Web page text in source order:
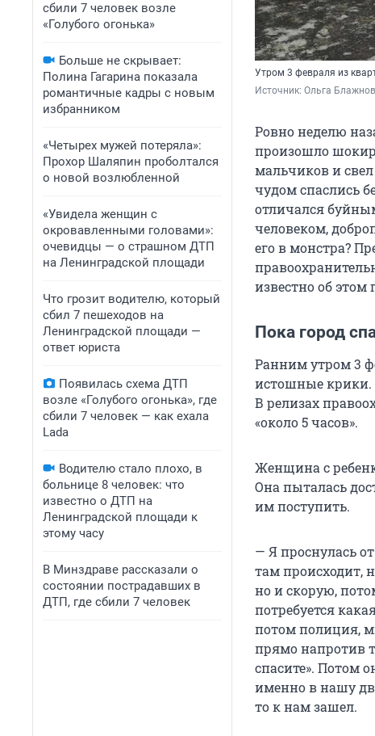
сбили 7 человек возле
«Голубого огонька»
Больше не скрывает:
Полина Гагарина показала
романтичные кадры с новым
избранником
«Четырех мужей потеряла»:
Прохор Шаляпин проболтался
о новой возлюбленной
«Увидела женщин с
окровавленными головами»:
очевидцы — о страшном ДТП
на Ленинградской площади
Что грозит водителю, который
сбил 7 пешеходов на
Ленинградской площади —
ответ юриста
Появилась схема ДТП
возле «Голубого огонька», где
сбили 7 человек — как ехала
Lada
Водителю стало плохо, в
больнице 8 человек: что
известно о ДТП на
Ленинградской площади к
этому часу
В Минздраве рассказали о
состоянии пострадавших в
ДТП, где сбили 7 человек
Утром 3 февраля из
Источник: Ольга
Ровно неделю
произошло
мальчиков и
чудом спаслись
отличался
человеком,
его в монстра?
известно об
Пока город
Ранним утром 3
истошные крики.
В релизах
«около 5 часов».
Женщина с
Она пыталась
им поступить.
— Я проснулась
там происходит,
но и скорую,
потребуется
потом полиция,
прямо напротив
спасите». Потом
именно в нашу
то к нам зашел.